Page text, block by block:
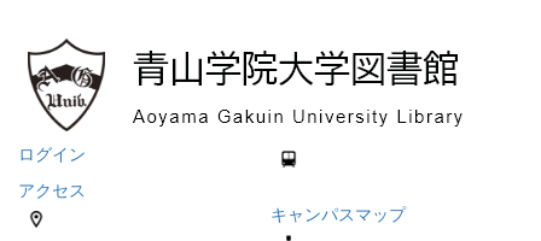
ログイン
アクセス
キャンパスマップ